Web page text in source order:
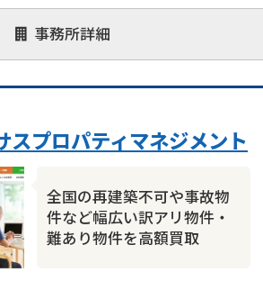
事務所詳細
オンライン面談可能
レスポンスが早い
1億円以上の買取可
スプロパティマネジメント
全国の再建築不可や事故物
件など幅広い訳アリ物件・
難あり物件を高額買取